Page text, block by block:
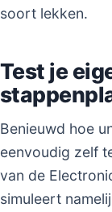
soort lekken.
Test je
Benieuwd hoe
eenvoudig zelf
van de
simuleert